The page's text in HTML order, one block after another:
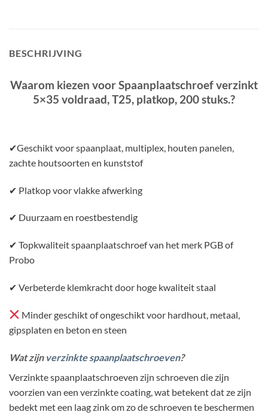
BESCHRIJVING
Waarom kiezen voor Spaanplaatschroef verzinkt
5×35 voldraad, T25, platkop, 200 stuks.?
✔Geschikt voor spaanplaat, multiplex, houten panelen,
zachte houtsoorten en kunststof
✔ Platkop voor vlakke afwerking
✔ Duurzaam en roestbestendig
✔ Topkwaliteit spaanplaatschroef van het merk PGB of
Probo
✔ Verbeterde klemkracht door hoge kwaliteit staal
Minder geschikt of ongeschikt voor hardhout, metaal,
gipsplaten en beton en steen
Wat zijn verzinkte spaanplaatschroeven?
Verzinkte spaanplaatschroeven zijn schroeven die zijn
voorzien van een verzinkte coating, wat betekent dat ze zijn
bedekt met een laag zink om zo de schroeven te beschermen